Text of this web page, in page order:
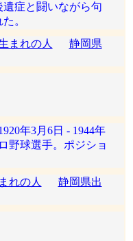
症と闘いながら句
。
まれの人
静岡県
年3月6日 - 1944年
野球選手。ポジショ
れの人
静岡県出